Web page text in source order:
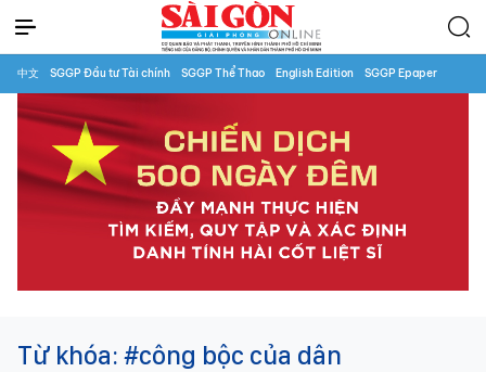
中文 SGGP Đầu tư Tài chính SGGP Thể Thao English Edition SGGP Epaper
Từ khóa: #công bộc của dân